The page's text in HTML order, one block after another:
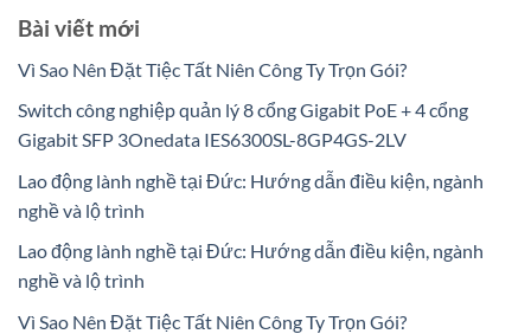
Bài viết mới
Vì Sao Nên Đặt Tiệc Tất Niên Công Ty Trọn Gói?
Switch công nghiệp quản lý 8 cổng Gigabit PoE + 4 cổng
Gigabit SFP 3Onedata IES6300SL-8GP4GS-2LV
Lao động lành nghề tại Đức: Hướng dẫn điều kiện, ngành
nghề và lộ trình
Lao động lành nghề tại Đức: Hướng dẫn điều kiện, ngành
nghề và lộ trình
Vì Sao Nên Đặt Tiệc Tất Niên Công Ty Trọn Gói?